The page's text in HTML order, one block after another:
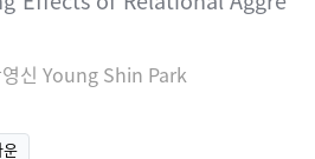
신 Young Shin Park
운